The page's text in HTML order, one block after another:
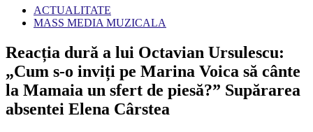
ACTUALITATE
MASS MEDIA MUZICALA
Reacția dură a lui Octavian Ursulescu:
„Cum s-o inviți pe Marina Voica să cânte
la Mamaia un sfert de piesă?” Supărarea
absentei Elena Cârstea